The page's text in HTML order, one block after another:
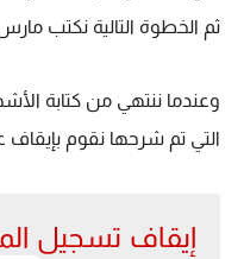
ثم الخطوة التالية نكتب
وعندما ننتهي من كتابة
التي تم شرحها نقوم بإيقاف
إيقاف تسجيل